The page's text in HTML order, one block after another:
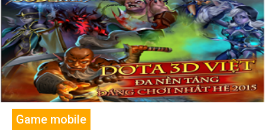
Game mobile